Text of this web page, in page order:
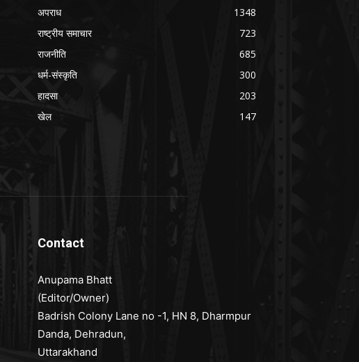
अपराध
1348
राष्ट्रीय समाचार
723
राजनीति
685
धर्म-संस्कृति
300
हादसा
203
खेल
147
Contact
Anupama Bhatt
(Editor/Owner)
Badrish Colony Lane no -1, HN 8, Dharmpur
Danda, Dehradun,
Uttarakhand